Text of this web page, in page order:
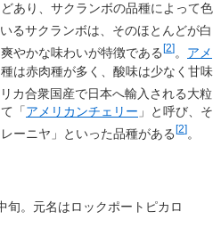
あり、サクランボの品種によって色
るサクランボは、そのほとんどが白
やかな味わいが特徴である [2] 。 アメ
は赤肉種が多く、酸味は少なく甘味
カ合衆国産で日本へ輸入される大粒
「アメリカンチェリー 」と呼び、そ
ーニヤ」といった品種がある [2] 。
旬。元名はロックポートピカロ